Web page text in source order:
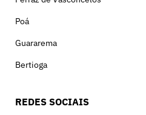
Poá
Guararema
Bertioga
REDES SOCIAIS